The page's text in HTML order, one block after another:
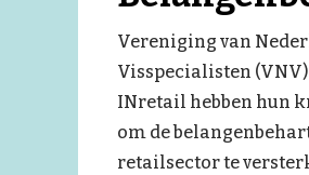
Vereniging van
Visspecialisten
INretail hebben hun
om de
retailsector te